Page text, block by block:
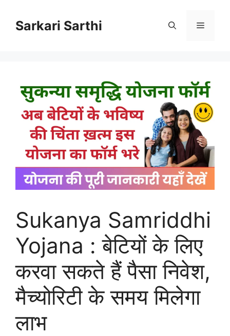
contentSarkari Sarthi Menu
Sukanya Samriddhi
Yojana : बेटियों के लिए
करवा सकते हैं पैसा निवेश,
मैच्योरिटी के समय मिलेगा
लाभ